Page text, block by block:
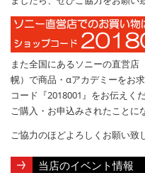
また全国にあるソニーの直営
幌）で商品・αアカデミーをお
コード『2018001』をお伝えく
ご購入・お申込みされたことに
ご協力のほどよろしくお願い致
当店のイベント情報